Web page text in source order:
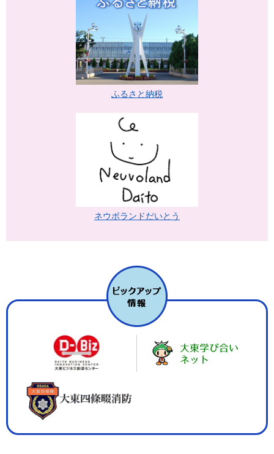
ふるさと納税
ネウボランドだいとう